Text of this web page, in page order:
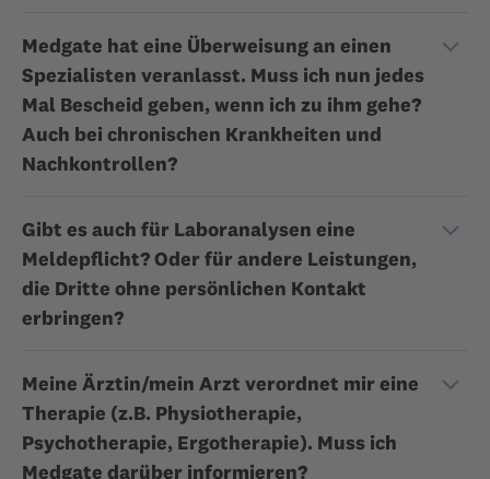
Medgate hat eine Überweisung an einen
Spezialisten veranlasst. Muss ich nun jedes
Mal Bescheid geben, wenn ich zu ihm gehe?
Auch bei chronischen Krankheiten und
Nachkontrollen?
Gibt es auch für Laboranalysen eine
Meldepflicht? Oder für andere Leistungen,
die Dritte ohne persönlichen Kontakt
erbringen?
Meine Ärztin/mein Arzt verordnet mir eine
Therapie (z.B. Physiotherapie,
Psychotherapie, Ergotherapie). Muss ich
Medgate darüber informieren?